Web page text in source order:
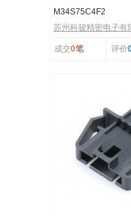
M34S75C4F2
苏州科骏精密电子有
成交0笔 评价